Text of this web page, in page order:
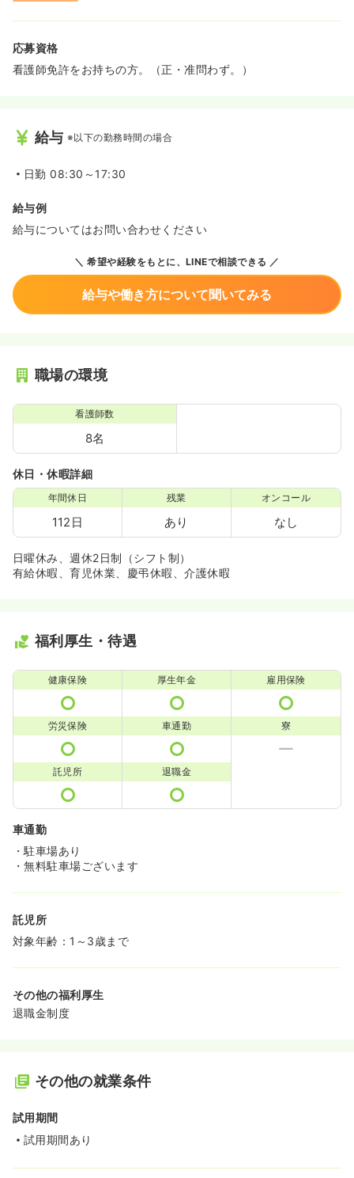
応募資格
看護師免許をお持ちの方。（正・准問わず。）
給与 ※以下の勤務時間の場合
日勤 08:30～17:30
給与例
給与についてはお問い合わせください
希望や経験をもとに、LINEで相談できる
給与や働き方について聞いてみる
職場の環境
看護師数
8名
休日・休暇詳細
年間休日
112日
残業
あり
オンコール
なし
日曜休み、週休2日制（シフト制）
有給休暇、育児休業、慶弔休暇、介護休暇
福利厚生・待遇
健康保険 厚生年金 雇用保険
労災保険 車通勤 寮
託児所 退職金
車通勤
・駐車場あり
・無料駐車場ございます
託児所
対象年齢：1～3歳まで
その他の福利厚生
退職金制度
その他の就業条件
試用期間
試用期間あり